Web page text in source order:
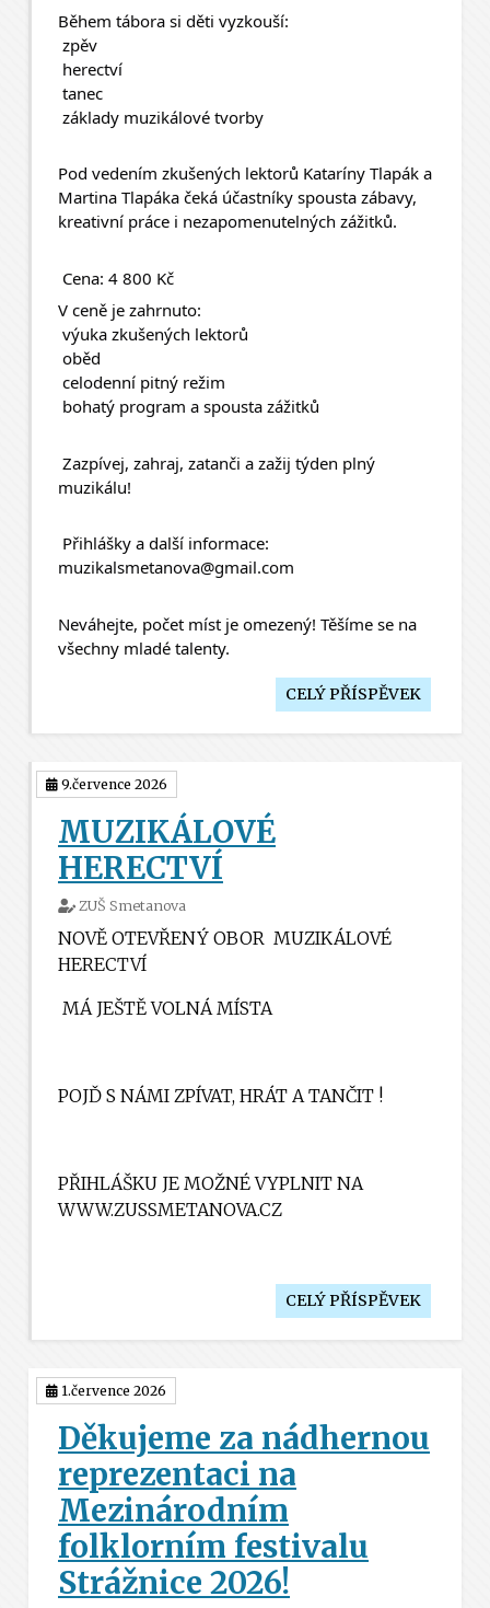
Během tábora si děti vyzkouší:
zpěv
herectví
tanec
základy muzikálové tvorby
Pod vedením zkušených lektorů Kataríny Tlapák a
Martina Tlapáka čeká účastníky spousta zábavy,
kreativní práce i nezapomenutelných zážitků.
Cena: 4 800 Kč
V ceně je zahrnuto:
výuka zkušených lektorů
oběd
celodenní pitný režim
bohatý program a spousta zážitků
muzikálu!
Přihlášky a další informace:
muzikalsmetanova@gmail.com
Neváhejte, počet míst je omezený! Těšíme se na
všechny mladé talenty.
CELÝ PŘÍSPĚVEK
9.července 2026
MUZIKÁLOVÉ
HERECTVÍ
ZUŠ Smetanova
NOVĚ OTEVŘENÝ OBOR MUZIKÁLOVÉ
HERECTVÍ
MÁ JEŠTĚ VOLNÁ MÍSTA
POJĎ S NÁMI ZPÍVAT, HRÁT A TANČIT !
PŘIHLÁŠKU JE MOŽNÉ VYPLNIT NA
WWW.ZUSSMETANOVA.CZ
CELÝ PŘÍSPĚVEK
1.července 2026
Děkujeme za nádhernou
reprezentaci na
Mezinárodním
folklorním festivalu
Strážnice 2026!